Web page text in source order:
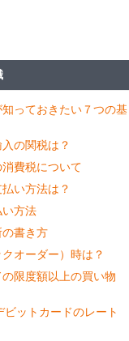
っておきたい７つの基
の関税は？
費税について
い方法は？
方法
書き方
オーダー）時は？
限度額以上の買い物
ビットカードのレート